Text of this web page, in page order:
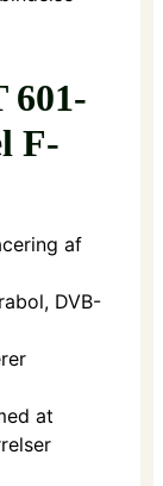
601-
F-
af
DVB-
at